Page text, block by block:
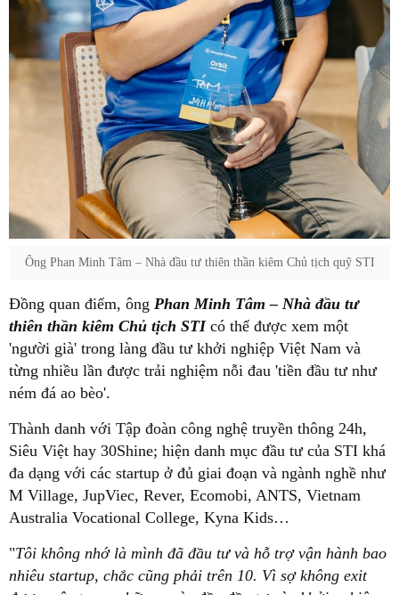
Ông Phan Minh Tâm – Nhà đầu tư thiên thần kiêm Chủ tịch quỹ STI
Đồng quan điểm, ông Phan Minh Tâm – Nhà đầu tư
thiên thần kiêm Chủ tịch STIcó thể được xem một
'người già' trong làng đầu tư khởi nghiệp Việt Nam và
từng nhiều lần được trải nghiệm nỗi đau 'tiền đầu tư như
ném đá ao bèo'.
Thành danh với Tập đoàn công nghệ truyền thông 24h,
Siêu Việt hay 30Shine; hiện danh mục đầu tư của STI khá
đa dạng với các startup ở đủ giai đoạn và ngành nghề như
M Village, JupViec, Rever, Ecomobi, ANTS, Vietnam
Australia Vocational College, Kyna Kids…
"Tôi không nhớ là mình đã đầu tư và hỗ trợ vận hành bao
nhiêu startup, chắc cũng phải trên 10. Vì sợ không exit